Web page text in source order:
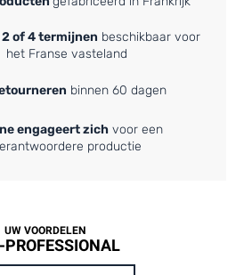
of 4 termijnen beschikbaar voor
het Franse vasteland
binnen 60 dagen
engageert zich voor een
productie
UW VOORDELEN
PROFESSIONAL